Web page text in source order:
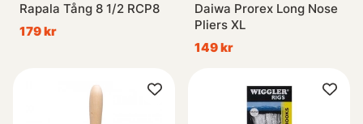
Rapala Tång 8 1/2 RCP8
179 kr
Daiwa Prorex Long Nose
Pliers XL
149 kr